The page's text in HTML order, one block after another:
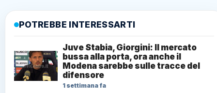
POTREBBE INTERESSARTI
Juve Stabia, Giorgini: Il mercato
bussa alla porta, ora anche il
Modena sarebbe sulle tracce del
difensore
1 settimana fa